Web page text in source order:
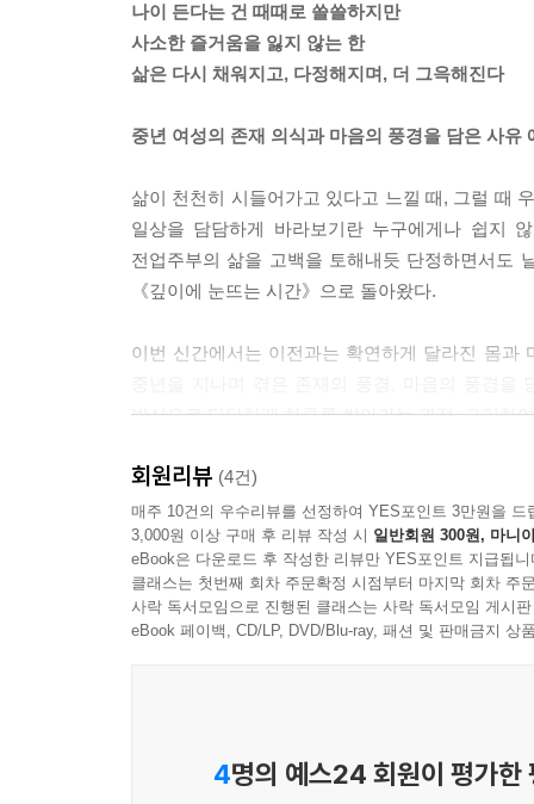
--- p.50
모호했던 일상이 글로 쓰이는 순간에 선명해지고
었어’라고 외쳤던 몇 년 전의 내가 아직도 내 안
--- p.120
자신에게 맞는 방식으로 살아가는 것이 진정한 호
--- p.142
내 안에 고여 있는 시간들을 헤아려본다. 소녀로,
그만 슬픔에 빠져버렸다는 걸 깨달았다.
내 몸은 무엇으로 이루어져 있을까?
단어와 문장이 아니라 세제와 화장품과 신발로?
그동안 흘려보내버렸다고 생각했던 나의 시간들
면, 그렇다면 나는 그걸 찾아서 언어로 바꿔보겠다
--- p.155~156
토해내고 나무들에게서 얻은 찬 숨을 들이마셔 하
나이 든다는 건 때때로 쓸쓸하지만
사소한 즐거움을 잃지 않는 한
삶은 다시 채워지고, 다정해지며, 더 그윽해진다
중년 여성의 존재 의식과 마음의 풍경을 담은 사유
삶이 천천히 시들어가고 있다고 느낄 때, 그럴 때
일상을 담담하게 바라보기란 누구에게나 쉽지
전업주부의 삶을 고백을 토해내듯 단정하면서도
《깊이에 눈뜨는 시간》으로 돌아왔다.
이번 신간에서는 이전과는 확연하게 달라진 몸과
방식으로 단단하게 하루를 쌓아가는 과정, 그리하
두려움 없이 무엇이든 할 수 있고 어디에든 갈
익숙해질 법도 하건만 이따금 막막하고 휘청거리
맛볼 수 있는 것은 눈에 보이는 수치와 결과가 아
시기이기 때문이다.
나이를 먹어가면서 자기다움을 잃지 않고 누구
것을 이제는 알겠다. 그럼에도 주방과 서재와 마
회원리뷰 (4건)
매주 10건의 우수리뷰를 선정하여 YES포인트 3만원을 드
3,000원 이상 구매 후 리뷰 작성 시 일반회원 300원, 마니
eBook은 다운로드 후 작성한 리뷰만 YES포인트 지급됩니
클래스는 첫번째 회차 주문확정 시점부터 마지막 회차 주
사락 독서모임으로 진행된 클래스는 사락 독서모임 게시
eBook 페이백, CD/LP, DVD/Blu-ray, 패션 및 판매금지 상
4명의 예스24 회원이 평가한